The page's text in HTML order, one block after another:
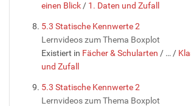
einen Blick / 1. Daten und Zufall
5.3 Statische Kennwerte 2
Lernvideos zum Thema Boxplot
Existiert in Fächer & Schularten / … /
und Zufall
5.3 Statische Kennwerte 2
Lernvideos zum Thema Boxplot